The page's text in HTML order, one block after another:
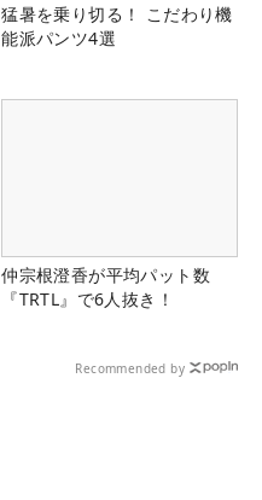
猛暑を乗り切る！ こだわり機
能派パンツ4選
仲宗根澄香が平均パット数
『TRTL』で6人抜き！
Recommended by